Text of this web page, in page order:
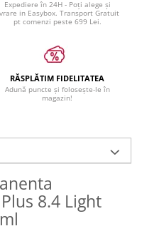
Expediere în 24H - Poți alege și
in Easybox. Transport Gratuit
pt comenzi peste 699 Lei.
RĂSPLĂTIM FIDELITATEA
Adună puncte și folosește-le în
magazin!
8.4 Light